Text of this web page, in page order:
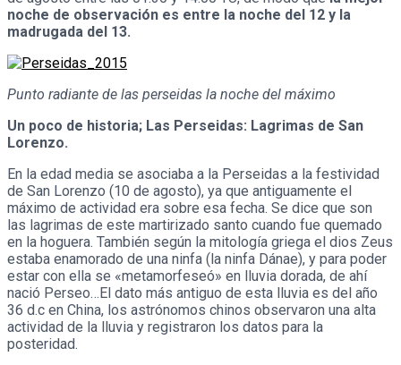
noche de observación es entre la noche del 12 y la
madrugada del 13.
Punto radiante de las perseidas la noche del máximo
Un poco de historia; Las Perseidas: Lagrimas de San
Lorenzo.
En la edad media se asociaba a la Perseidas a la festividad
de San Lorenzo (10 de agosto), ya que antiguamente el
máximo de actividad era sobre esa fecha. Se dice que son
las lagrimas de este martirizado santo cuando fue quemado
en la hoguera. También según la mitología griega el dios Zeus
estaba enamorado de una ninfa (la ninfa Dánae), y para poder
estar con ella se «metamorfeseó» en lluvia dorada, de ahí
nació Perseo…El dato más antiguo de esta lluvia es del año
36 d.c en China, los astrónomos chinos observaron una alta
actividad de la lluvia y registraron los datos para la
posteridad.